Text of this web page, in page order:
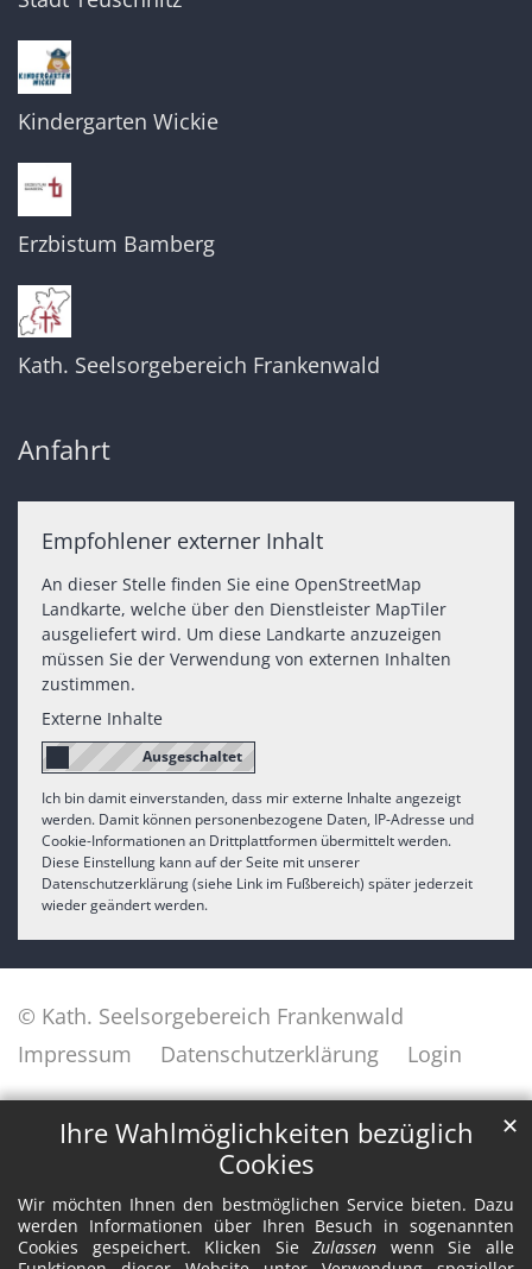
Ihre Wahlmöglichkeiten bezüglich
Cookies
Wir möchten Ihnen den bestmöglichen Service bieten. Dazu
werden Informationen über Ihren Besuch in sogenannten
Cookies gespeichert. Klicken SieZulassen wenn Sie alle
✕
Kindergarten Wickie
Erzbistum Bamberg
Kath. Seelsorgebereich Frankenwald
Anfahrt
Empfohlener externer Inhalt
An dieser Stelle finden Sie eine OpenStreetMap
Landkarte, welche über den Dienstleister MapTiler
ausgeliefert wird. Um diese Landkarte anzuzeigen
müssen Sie der Verwendung von externen Inhalten
zustimmen.
Externe Inhalte
Ich bin damit einverstanden, dass mir externe Inhalte angezeigt
werden. Damit können personenbezogene Daten, IP-Adresse und
Cookie-Informationen an Drittplattformen übermittelt werden.
Diese Einstellung kann auf der Seite mit unserer
Datenschutzerklärung (siehe Link im Fußbereich) später jederzeit
wieder geändert werden.
© Kath. Seelsorgebereich Frankenwald
Impressum
Datenschutzerklärung Login